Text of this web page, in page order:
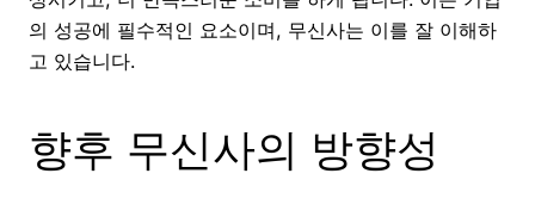
의 성공에 필수적인 요소이며, 무신사는 이를 잘 이해하
고 있습니다.
향후 무신사의 방향성